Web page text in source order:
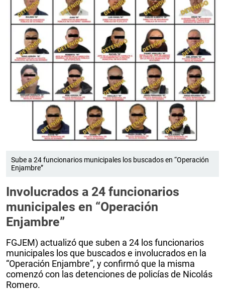
Sube a 24 funcionarios municipales los buscados en “Operación
Enjambre”
Involucrados a 24 funcionarios
municipales en “Operación
Enjambre”
FGJEM) actualizó que suben a 24 los funcionarios
municipales los que buscados e involucrados en la
“Operación Enjambre”, y confirmó que la misma
comenzó con las detenciones de policías de Nicolás
Romero.